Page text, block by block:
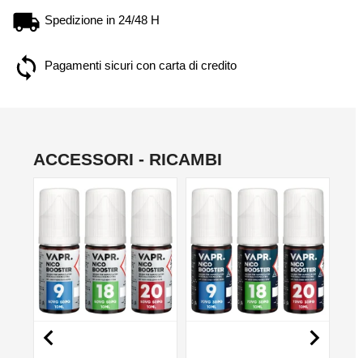
Spedizione in 24/48 H
Pagamenti sicuri con carta di credito
ACCESSORI - RICAMBI
 